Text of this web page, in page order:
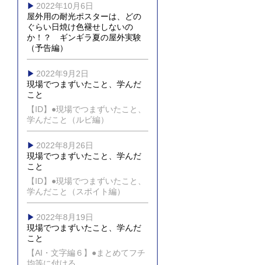
2022年10月6日
屋外用の耐光ポスターは、どの
ぐらい日焼け色褪せしないの
か！？ ギンギラ夏の屋外実験
（予告編）
2022年9月2日
現場でつまずいたこと、学んだ
こと
【ID】●現場でつまずいたこと、
学んだこと（ルビ編）
2022年8月26日
現場でつまずいたこと、学んだ
こと
【ID】●現場でつまずいたこと、
学んだこと（スポイト編）
2022年8月19日
現場でつまずいたこと、学んだ
こと
【AI・文字編６】●まとめてフチ